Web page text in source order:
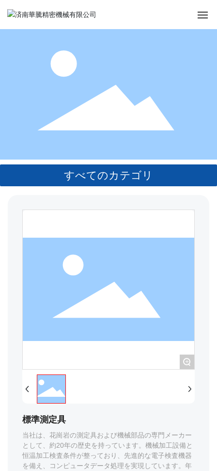
私たちについて
すべてのカテゴリ
+
標準測定具
当社は、花崗岩の測定具および機械部品の専門メーカー
として、約20年の歴史を持っています。機械加工設備と
恒温加工検査条件が整っており、先進的な電子検査機器
を備え、コンピュータデータ処理を実現しています。年